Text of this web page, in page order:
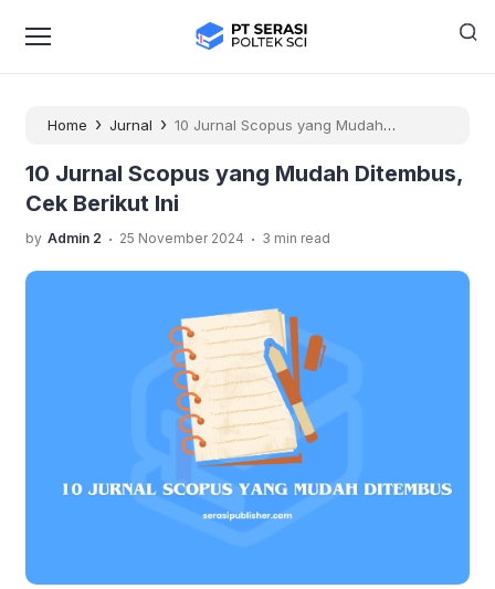
Home › Jurnal › 10 Jurnal Scopus yang Mudah
10 Jurnal Scopus yang Mudah Ditembus,
Cek Berikut Ini
by Admin 2 . 25 November 2024 . 3 min read